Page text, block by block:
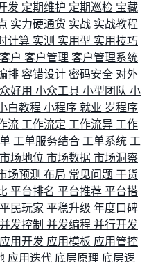
发 定期维护 定期巡检 宝藏
实力硬通货 实战 实战教程
计算 实测 实用型 实用技巧
客户 客户管理 客户管理系统
排 容错设计 密码安全 对外
好用 小众工具 小型团队 小
白教程 小程序 就业 岁程序
流 工作流定 工作流异 工作
工单服务结合 工单系统 工
市场地位 市场数据 市场洞察
场预测 布局 常见问题 干货
平台排名 平台推荐 平台搭
平民玩家 平稳升级 年度口碑
并发控制 并发编程 并行开发
应用开发 应用模板 应用管控
应用迭代 底层原理 底层逻